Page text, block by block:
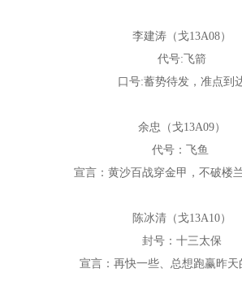
李建涛（戈13A08）
代号:飞箭
口号:蓄势待发，准点到
余忠（戈13A09）
代号：飞鱼
宣言：黄沙百战穿金甲，不破楼
陈冰清（戈13A10）
封号：十三太保
宣言：再快一些、总想跑赢昨天